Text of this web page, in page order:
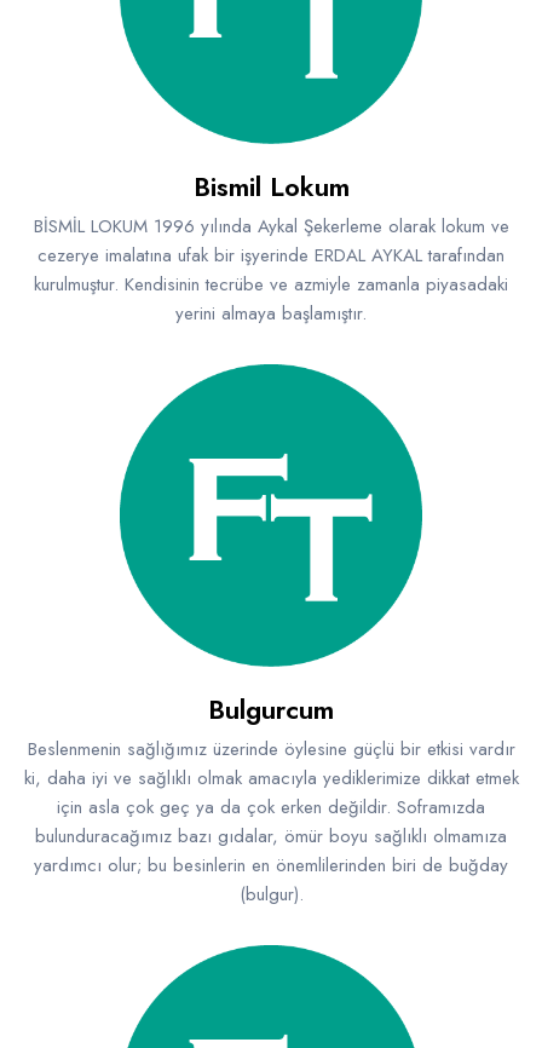
Bismil Lokum
BİSMİL LOKUM 1996 yılında Aykal Şekerleme olarak lokum ve
cezerye imalatına ufak bir işyerinde ERDAL AYKAL tarafından
kurulmuştur. Kendisinin tecrübe ve azmiyle zamanla piyasadaki
yerini almaya başlamıştır.
Bulgurcum
Beslenmenin sağlığımız üzerinde öylesine güçlü bir etkisi vardır
ki, daha iyi ve sağlıklı olmak amacıyla yediklerimize dikkat etmek
için asla çok geç ya da çok erken değildir. Soframızda
bulunduracağımız bazı gıdalar, ömür boyu sağlıklı olmamıza
yardımcı olur; bu besinlerin en önemlilerinden biri de buğday
(bulgur).